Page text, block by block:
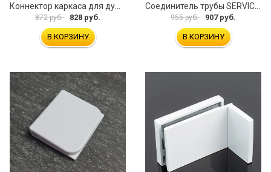
872 руб. 828 руб.
В КОРЗИНУ
955 руб. 907 руб.
В КОРЗИНУ